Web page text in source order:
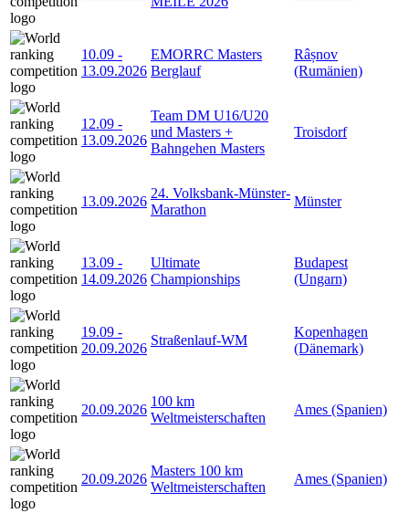
10.09 -
13.09.2026
EMORRC Masters
Berglauf
Râșnov
(Rumänien)
12.09 -
13.09.2026
Team DM U16/U20
und Masters +
Bahngehen Masters
Troisdorf
13.09.2026
24. Volksbank-Münster-
Marathon
Münster
13.09 -
14.09.2026
Ultimate
Championships
Budapest
(Ungarn)
19.09 -
20.09.2026
Straßenlauf-WM
Kopenhagen
(Dänemark)
20.09.2026
100 km
Weltmeisterschaften
Ames (Spanien)
20.09.2026
Masters 100 km
Weltmeisterschaften
Ames (Spanien)